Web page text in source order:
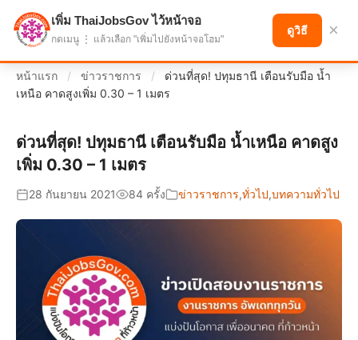
แบ่งปันโอกาส เพื่ออนาคตที่ก้าวหน้า
หน้าแรก / ข่าวราชการ /
ด่วนที่สุด! ปทุมธานี เตือนรับมือ น้ำ
เหนือ คาดสูงเพิ่ม 0.30 – 1 เมตร
ด่วนที่สุด! ปทุมธานี เตือนรับมือ น้ำเหนือ คาดสูง
เพิ่ม 0.30 – 1 เมตร
28 กันยายน 2021 84 ครั้ง ข่าวราชการ,ทั่วไป,บทความทั่วไป
เพิ่ม ThaiJobsGov ไว้หน้าจอ
กดเมนู ⋮ แล้วเลือก "เพิ่มไปยังหน้าจอโฮม"
ดูวิธี ×